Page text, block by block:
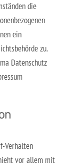
die
ein
zu.
Datenschutz
Verhalten
vor allem mit